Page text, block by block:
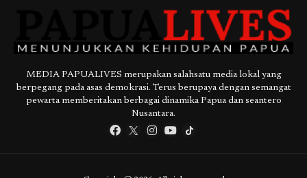
MEDIA PAPUALIVES merupakan salahsatu media lokal yang
berpegang pada asas demokrasi. Terus berupaya dengan semangat
pewarta memberitakan berbagai dinamika Papua dan seantero
Nusantara.